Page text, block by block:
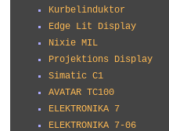
Kurbelinduktor
Edge Lit Display
Nixie MIL
Projektions Display
Simatic C1
AVATAR TC100
ELEKTRONIKA 7
ELEKTRONIKA 7-06